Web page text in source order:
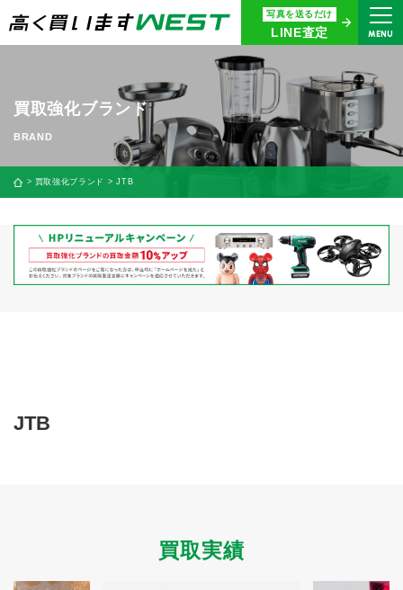
写真を送るだけ
LINE査定 MENU
まずはお気軽にお問い合わせ・
査定をご依頼ください
買取専用ダイヤル
0120-914-094
9:00〜18:30(年中無休)
24時間365日受付
買取に関する質問や相談もすぐにできて便利
簡単操作！LINE査定
新着情報
プライバシーポリシー
規約・同意書
本人確認書類アップロード
買取強化ブランド
買取強化ブランド JTB
JTB
買取実績